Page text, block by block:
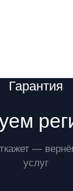
Гарантия
—
услуг